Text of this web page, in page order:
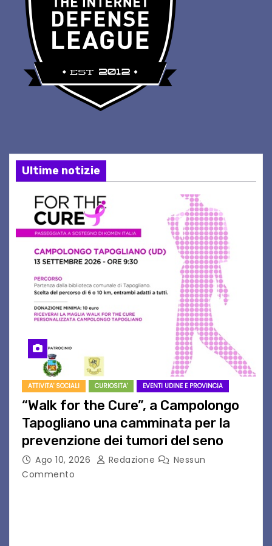
Ultime notizie
ATTIVITA' SOCIALI CURIOSITA' EVENTI UDINE E PROVINCIA
“Walk for the Cure”, a Campolongo
Tapogliano una camminata per la
prevenzione dei tumori del seno
Ago 10, 2026 Redazione
Nessun
Commento